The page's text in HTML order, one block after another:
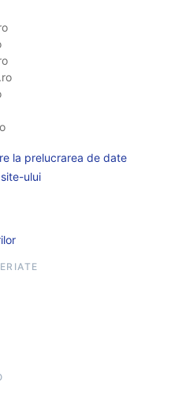
la prelucrarea de date
ului